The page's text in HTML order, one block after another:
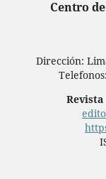
Centro
Dirección: